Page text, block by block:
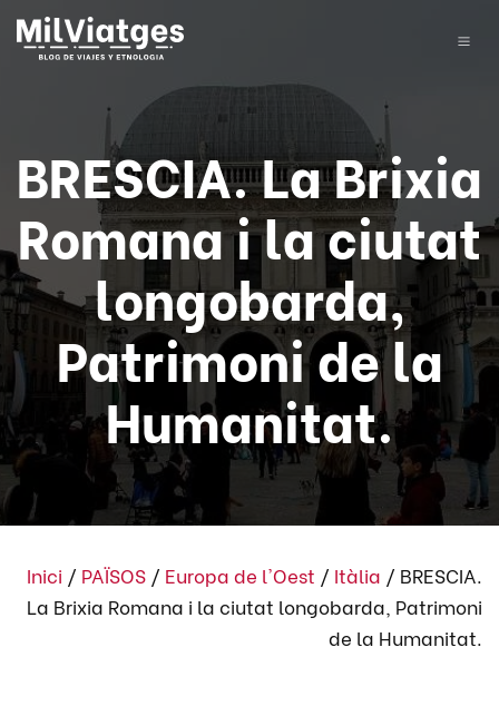
BRESCIA. La Brixia
Romana i la ciutat
longobarda,
Patrimoni de la
Humanitat.
Inici / PAÏSOS / Europa de l'Oest / Itàlia / BRESCIA.
La Brixia Romana i la ciutat longobarda, Patrimoni
de la Humanitat.